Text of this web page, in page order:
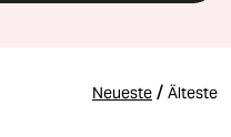
Neueste / Älteste